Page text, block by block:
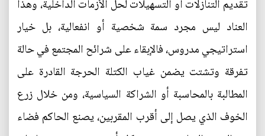
تقديم التنازلات أو التسهيلات لحل الأزمات الداخلية، وهذا
العناد ليس مجرد سمة شخصية أو انفعالية، بل خيار
استراتيجي مدروس، فالإبقاء على شرائح المجتمع في حالة
تفرقة وتشتت يضمن غياب الكتلة الحرجة القادرة على
المطالبة بالمحاسبة أو الشراكة السياسية، ومن خلال زرع
الخوف الذي يصل إلى أقرب المقربين، يصنع الحاكم فضاء